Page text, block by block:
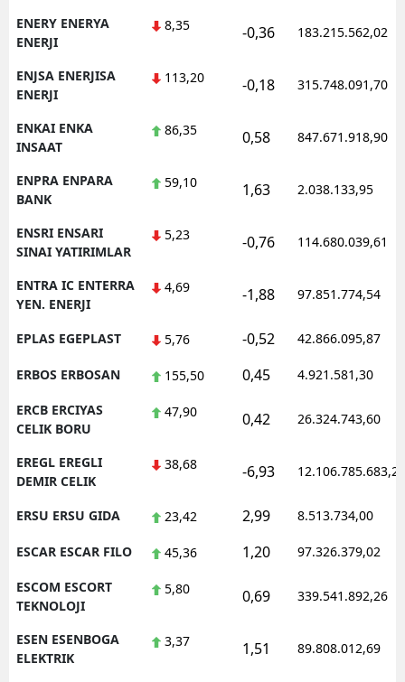
ENERY ENERYA
ENERJI
8,35 -0,36 183.215.562,02
ENJSA ENERJISA
ENERJI
113,20 -0,18 315.748.091,70
ENKAI ENKA
INSAAT
86,35 0,58 847.671.918,90
ENPRA ENPARA
BANK
59,10 1,63 2.038.133,95
ENSRI ENSARI
SINAI YATIRIMLAR
5,23 -0,76 114.680.039,61
ENTRA IC ENTERRA
YEN. ENERJI
4,69 -1,88 97.851.774,54
EPLAS EGEPLAST 5,76 -0,52 42.866.095,87
ERBOS ERBOSAN 155,50 0,45 4.921.581,30
ERCB ERCIYAS
CELIK BORU
47,90 0,42 26.324.743,60
EREGL EREGLI
DEMIR CELIK
38,68 -6,93 12.106.785.683,20
ERSU ERSU GIDA 23,42 2,99 8.513.734,00
ESCAR ESCAR FILO 45,36 1,20 97.326.379,02
ESCOM ESCORT
TEKNOLOJI
5,80 0,69 339.541.892,26
ESEN ESENBOGA
ELEKTRIK
3,37 1,51 89.808.012,69